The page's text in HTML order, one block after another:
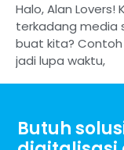
Halo, Alan Lovers!
terkadang media
buat kita?
jadi lupa waktu,
Butuh